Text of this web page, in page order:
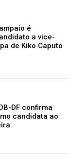
é
a vice-
de Kiko Caputo
DF confirma
candidata ao